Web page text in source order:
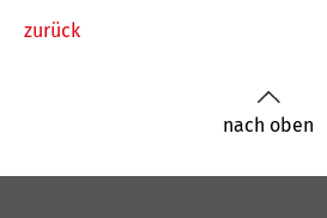
zurück
nach oben